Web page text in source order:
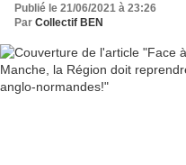
Publié le 21/06/2021 à 23:26
Par Collectif BEN